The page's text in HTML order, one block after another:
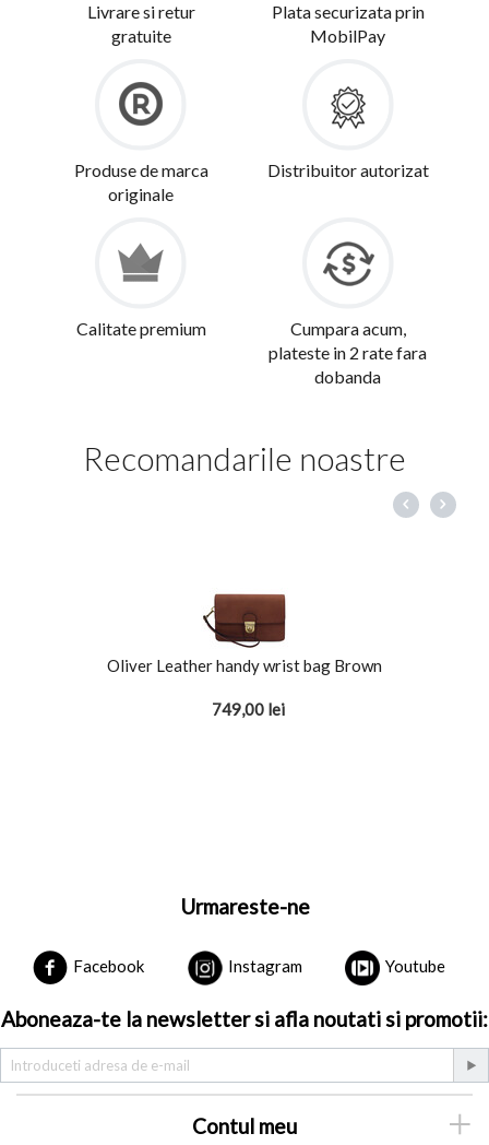
Livrare si retur
gratuite
Plata securizata prin
MobilPay
Produse de marca
originale
Distribuitor autorizat
Calitate premium
Cumpara acum,
plateste in 2 rate fara
dobanda
Recomandarile noastre
Oliver Leather handy wrist bag Brown
749,00 lei
Urmareste-ne
Facebook Instagram Youtube
Aboneaza-te la newsletter si afla noutati si promotii:
Contul meu